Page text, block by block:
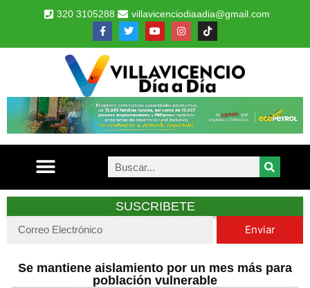
320 3105288 villavicenciodiaadia@gmail.com
SUSCRIBETE
Enviar
Se mantiene aislamiento por un mes más para
población vulnerable